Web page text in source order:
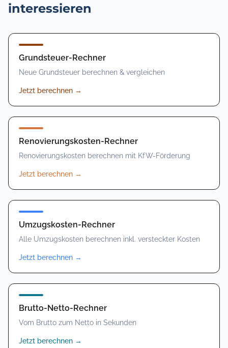
interessieren
Grundsteuer-Rechner
Neue Grundsteuer berechnen & vergleichen
Jetzt berechnen →
Renovierungskosten-Rechner
Renovierungskosten berechnen mit KfW-Förderung
Jetzt berechnen →
Umzugskosten-Rechner
Alle Umzugskosten berechnen inkl. versteckter Kosten
Jetzt berechnen →
Brutto-Netto-Rechner
Vom Brutto zum Netto in Sekunden
Jetzt berechnen →